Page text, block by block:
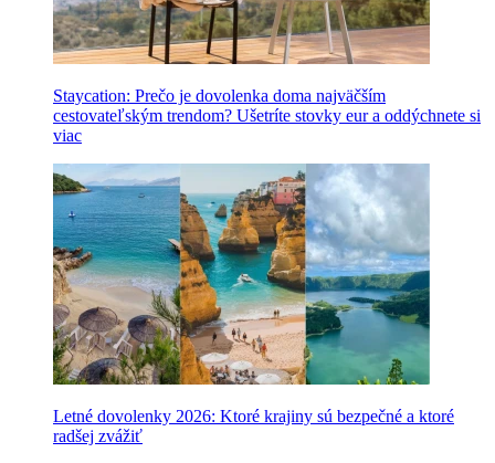
Staycation: Prečo je dovolenka doma najväčším
cestovateľským trendom? Ušetríte stovky eur a oddýchnete si
viac
Letné dovolenky 2026: Ktoré krajiny sú bezpečné a ktoré
radšej zvážiť